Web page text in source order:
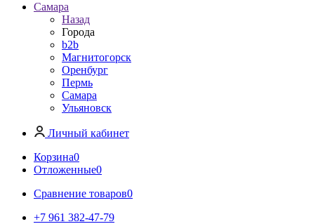
Самара
Назад
Города
b2b
Магнитогорск
Оренбург
Пермь
Самара
Ульяновск
Личный кабинет
Корзина0
Отложенные0
Сравнение товаров0
+7 961 382-47-79